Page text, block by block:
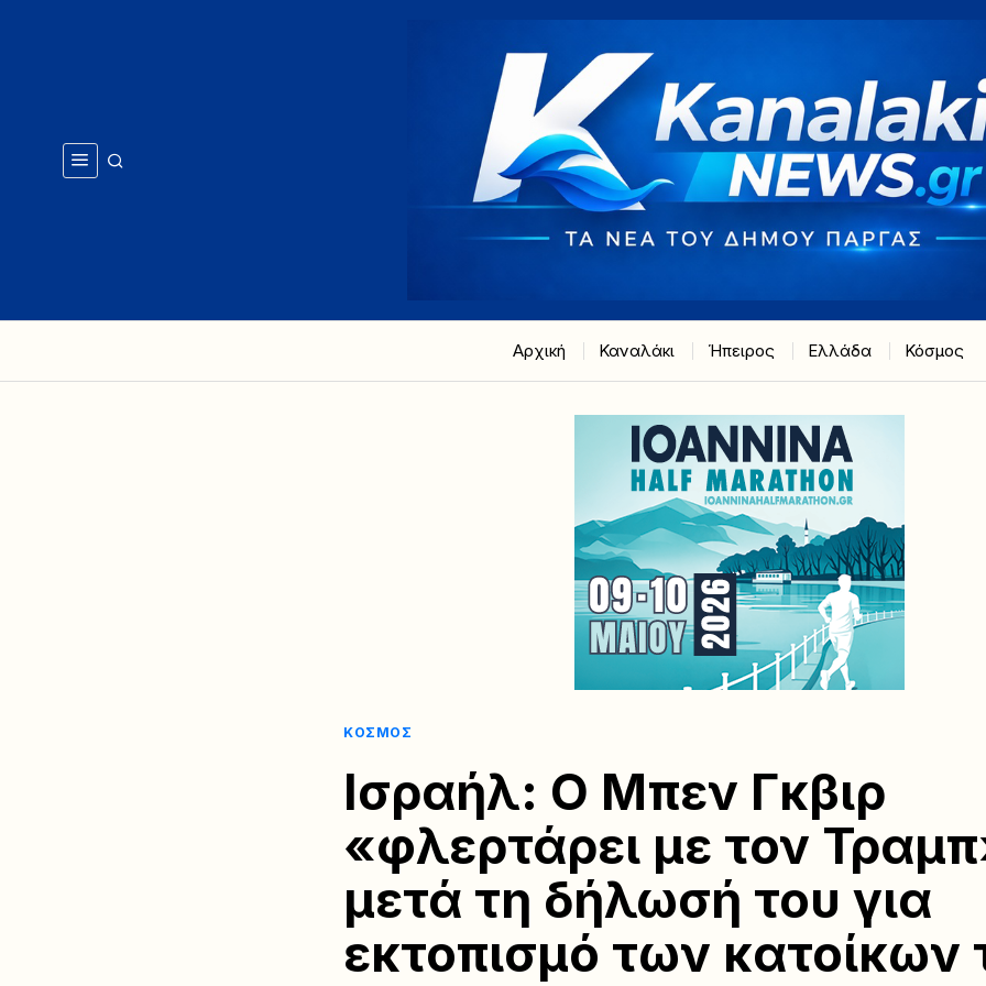
Αρχική Καναλάκι Ήπειρος Ελλάδα Κόσμος
ΚΌΣΜΟΣ
Ισραήλ: Ο Μπεν Γκβιρ
«φλερτάρει με τον
μετά τη δήλωσή του για
εκτοπισμό των κατοίκων